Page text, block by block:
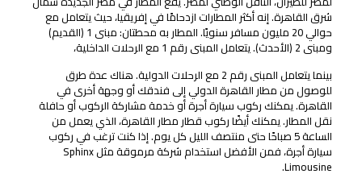
شرق القاهرة. إنه أكثر المطارات ازدحامًا في إفريقيا، حيث يتعامل مع
حوالي 20 مليون مسافر سنويًا. المطار به محطتان: مبنى 1 (القديم)
ومبنى 2 (الأحدث). يتعامل المبنى رقم 1 مع الرحلات الداخلية،
بينما يتعامل المبنى رقم 2 مع الرحلات الدولية. هناك عدة طرق
للوصول من مطار القاهرة الدولي إلى فندقك أو وجهة أخرى في
القاهرة. يمكنك ركوب سيارة أجرة أو خدمة مشاركة الركوب أو حافلة
نقل المطار. يمكنك أيضًا ركوب قطار مطار القاهرة، الذي يعمل من
الساعة 5 صباحًا حتى منتصف الليل كل يوم. إذا كنت ترغب في ركوب
سيارة أجرة، فمن الأفضل استخدام شركة مرموقة مثل Sphinx
Limousine.